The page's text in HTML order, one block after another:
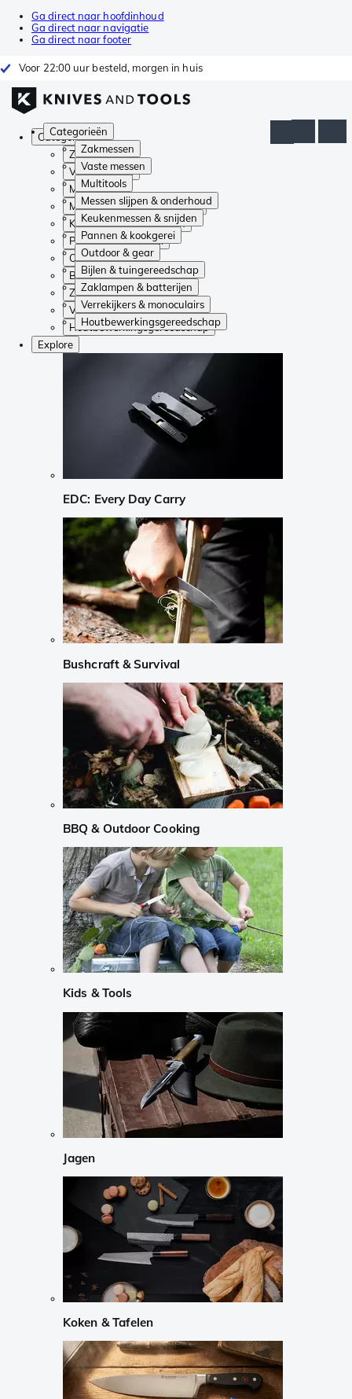
Ga direct naar hoofdinhoud
Ga direct naar navigatie
Ga direct naar footer
Voor 22:00 uur besteld, morgen in huis
Categorieën
Zakmessen
Vaste messen
Multitools
Messen slijpen & onderhoud
Keukenmessen & snijden
Pannen & kookgerei
Outdoor & gear
Bijlen & tuingereedschap
Zaklampen & batterijen
Verrekijkers & monoculairs
Houtbewerkingsgereedschap
Categorieën
Zakmessen
Vaste messen
Multitools
Messen slijpen & onderhoud
Keukenmessen & snijden
Pannen & kookgerei
Outdoor & gear
Bijlen & tuingereedschap
Zaklampen & batterijen
Verrekijkers & monoculairs
Houtbewerkingsgereedschap
Explore
EDC: Every Day Carry
Bushcraft & Survival
BBQ & Outdoor Cooking
Kids & Tools
Jagen
Koken & Tafelen